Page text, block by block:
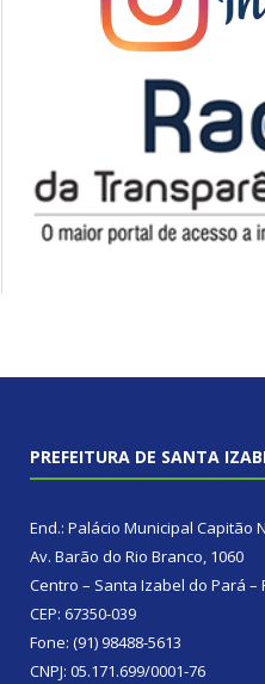
PREFEITURA DE SANTA
End.: Palácio Municipal Capitão
Av. Barão do Rio Branco, 1060
Centro – Santa Izabel do Pará –
CEP: 67350-039
Fone: (91) 98488-5613
CNPJ: 05.171.699/0001-76